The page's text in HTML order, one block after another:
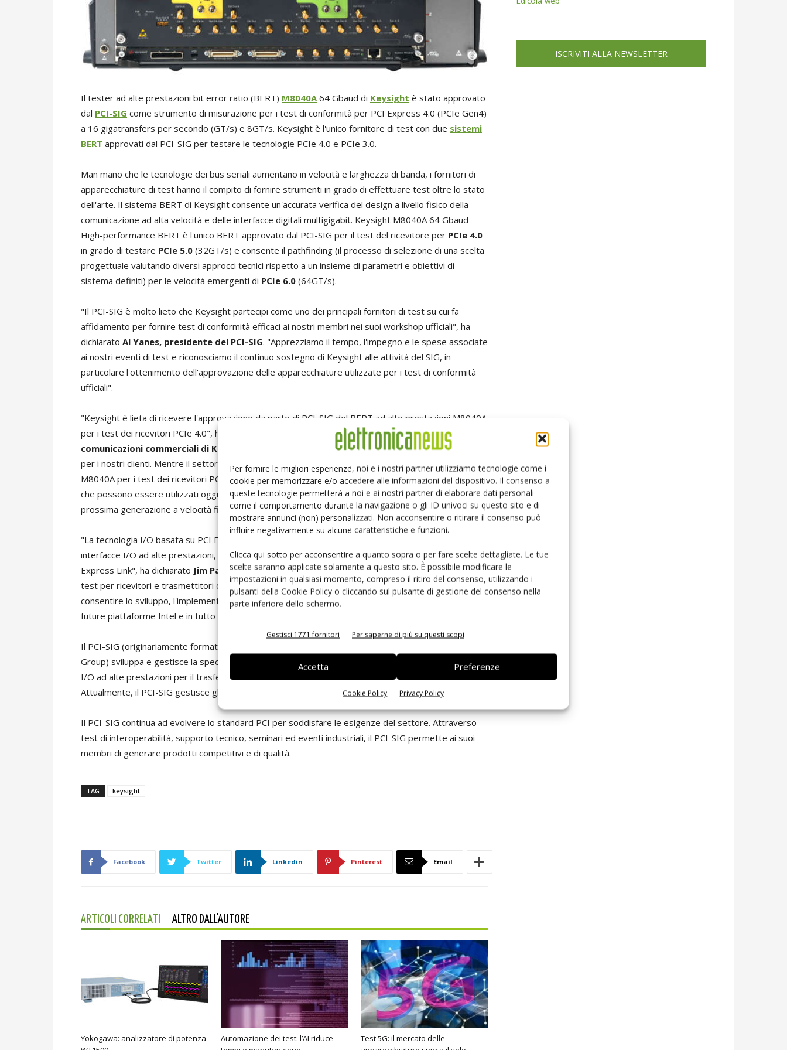
Per fornire le migliori esperienze, noi e i nostri partner utilizziamo tecnologie come i
cookie per memorizzare e/o accedere alle informazioni del dispositivo. Il consenso a
queste tecnologie permetterà a noi e ai nostri partner di elaborare dati personali
come il comportamento durante la navigazione o gli ID univoci su questo sito e di
mostrare annunci (non) personalizzati. Non acconsentire o ritirare il consenso può
influire negativamente su alcune caratteristiche e funzioni.
Clicca qui sotto per acconsentire a quanto sopra o per fare scelte dettagliate. Le tue
scelte saranno applicate solamente a questo sito. È possibile modificare le
impostazioni in qualsiasi momento, compreso il ritiro del consenso, utilizzando i
pulsanti della Cookie Policy o cliccando sul pulsante di gestione del consenso nella
parte inferiore dello schermo.
Gestisci 1771 fornitori Per saperne di più su questi scopi
Accetta Preferenze
Cookie Policy Privacy Policy
Il tester ad alte prestazioni bit error ratio (BERT) M8040A64 Gbaud di Keysight è stato approvato
dal PCI-SIG come strumento di misurazione per i test di conformità per PCI Express 4.0 (PCIe Gen4)
a 16 gigatransfers per secondo (GT/s) e 8GT/s. Keysight è l'unico fornitore di test con due sistemi
BERT approvati dal PCI-SIG per testare le tecnologie PCIe 4.0 e PCIe 3.0.
Man mano che le tecnologie dei bus seriali aumentano in velocità e larghezza di banda, i fornitori di
apparecchiature di test hanno il compito di fornire strumenti in grado di effettuare test oltre lo stato
dell'arte. Il sistema BERT di Keysight consente un'accurata verifica del design a livello fisico della
comunicazione ad alta velocità e delle interfacce digitali multigigabit. Keysight M8040A 64 Gbaud
High-performance BERT è l'unico BERT approvato dal PCI-SIG per il test del ricevitore per PCIe 4.0
in grado di testare PCIe 5.0 (32GT/s) e consente il pathfinding (il processo di selezione di una scelta
progettuale valutando diversi approcci tecnici rispetto a un insieme di parametri e obiettivi di
sistema definiti) per le velocità emergenti di PCIe 6.0 (64GT/s).
"Il PCI-SIG è molto lieto che Keysight partecipi come uno dei principali fornitori di test su cui fa
affidamento per fornire test di conformità efficaci ai nostri membri nei suoi workshop ufficiali", ha
dichiarato Al Yanes, presidente del PCI-SIG. "Apprezziamo il tempo, l'impegno e le spese associate
ai nostri eventi di test e riconosciamo il continuo sostegno di Keysight alle attività del SIG, in
particolare l'ottenimento dell'approvazione delle apparecchiature utilizzate per i test di conformità
ufficiali".
"Keysight è lieta di ricevere l'approvazione da parte di PCI-SIG del BERT ad alte prestazioni M8040A
per i test dei ricevitori PCIe 4.0", ha dichiarato
Kailash Narayanan, vicepresidente del gruppo
comunicazioni commerciali di Keysight
. "Lo standard PCI Express è importante per Keysight e
per i nostri clienti. Mentre il settore guarda al PCIe 6.0, crediamo che l'approvazione del nostro
M8040A per i test dei ricevitori PCIe 4.0 aumenterà la fiducia dei nostri clienti negli strumenti di test
che possono essere utilizzati oggi, offrendo al contempo una chiara pista per le tecnologie di
prossima generazione a velocità fino a 32 Gbaud PAM4."
"La tecnologia I/O basata su PCI Express è destinata a diventare il punto di riferimento per le
interfacce I/O ad alte prestazioni, comprese le interconnessioni degli acceleratori come Compute
Express Link", ha dichiarato Jim Pappas, Director of Technology Initiatives, Intel. "Le soluzioni di
test per ricevitori e trasmettitori di aziende come Keysight Technologies sono fondamentali per
consentire lo sviluppo, l'implementazione e l'adozione di tecnologie I/O ad alte prestazioni sulle
future piattaforme Intel e in tutto il settore".
Il PCI-SIG (originariamente formato come Peripheral Component Interconnect Special Interest
Group) sviluppa e gestisce la specifica del bus PCI, lo standard industriale per un'interconnessione
I/O ad alte prestazioni per il trasferimento di dati tra unità di elaborazione centrale e periferiche.
Attualmente, il PCI-SIG gestisce gli standard PCI, PCI-X e PCI Express.
Il PCI-SIG continua ad evolvere lo standard PCI per soddisfare le esigenze del settore. Attraverso
test di interoperabilità, supporto tecnico, seminari ed eventi industriali, il PCI-SIG permette ai suoi
membri di generare prodotti competitivi e di qualità.
TAG keysight
Facebook Twitter Linkedin Pinterest Email
ARTICOLI CORRELATI ALTRO DALL'AUTORE
Yokogawa: analizzatore di potenza
Automazione dei test: l’AI riduce
Test 5G: il mercato delle
ISCRIVITI ALLA NEWSLETTER